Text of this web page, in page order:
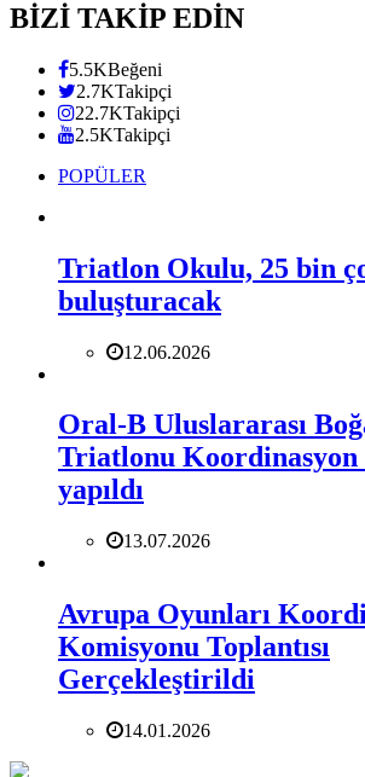
BİZİ TAKİP EDİN
5.5KBeğeni
2.7KTakipçi
22.7KTakipçi
2.5KTakipçi
POPÜLER
Triatlon Okulu, 25 bin
buluşturacak
12.06.2026
Oral-B Uluslararası
Triatlonu Koordinasyon
yapıldı
13.07.2026
Avrupa Oyunları
Komisyonu Toplantısı
Gerçekleştirildi
14.01.2026